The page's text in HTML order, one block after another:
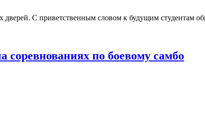
С приветственным словом к будущим студентам
по боевому самбо